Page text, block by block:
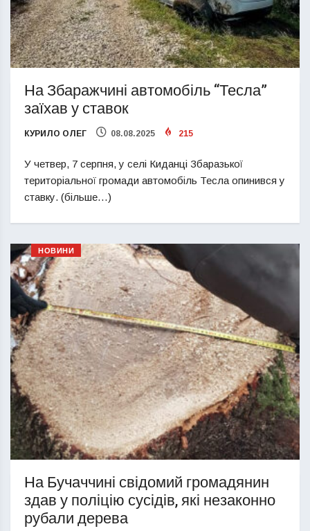
На Збаражчині автомобіль “Тесла”
заїхав у ставок
КУРИЛО ОЛЕГ 08.08.2025 215
У четвер, 7 серпня, у селі Киданці Збаразької
територіальної громади автомобіль Тесла опинився у
ставку. (більше…)
НОВИНИ
На Бучаччині свідомий громадянин
здав у поліцію сусідів, які незаконно
рубали дерева